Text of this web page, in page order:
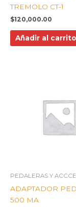
TREMOLO CT-1
$120,000.00
Añadir al carrito
PEDALERAS Y
ADAPTADOR
500 MA